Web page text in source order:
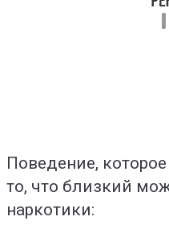
Поведение,
то, что близкий
наркотики: